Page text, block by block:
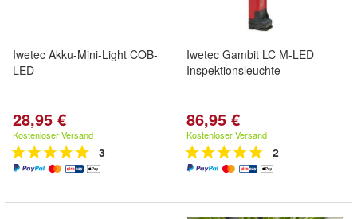
Iwetec Akku-Mini-Light COB-
LED
28,95 €
Kostenloser Versand
3
Iwetec Gambit LC M-LED
Inspektionsleuchte
86,95 €
Kostenloser Versand
2